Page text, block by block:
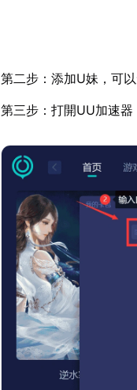
第二步：添加U妹，可
第三步：打開UU加速器